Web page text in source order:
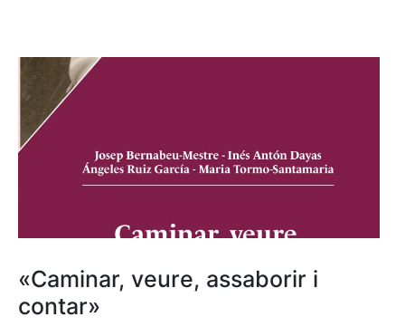
«Caminar, veure, assaborir i
contar»